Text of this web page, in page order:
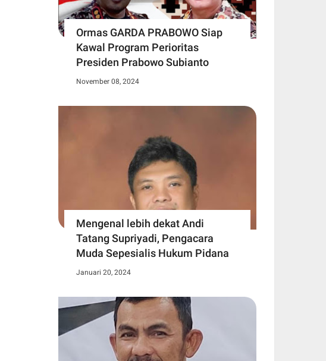
Ormas GARDA PRABOWO Siap
Kawal Program Perioritas
Presiden Prabowo Subianto
November 08, 2024
Mengenal lebih dekat Andi
Tatang Supriyadi, Pengacara
Muda Sepesialis Hukum Pidana
Januari 20, 2024